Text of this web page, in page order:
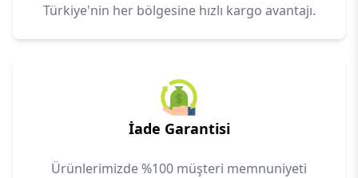
Türkiye'nin her bölgesine hızlı kargo avantajı.
İade Garantisi
Ürünlerimizde %100 müşteri memnuniyeti